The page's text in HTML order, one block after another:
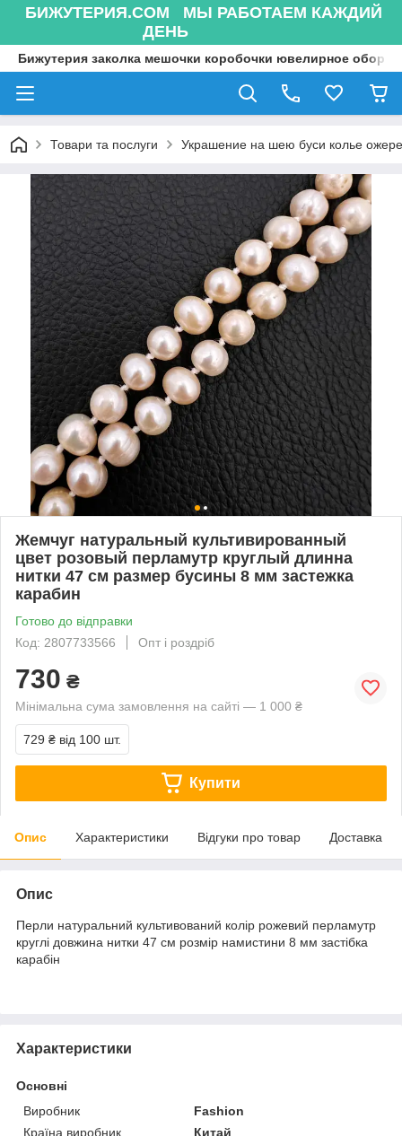
БИЖУТЕРИЯ.COM МЫ РАБОТАЕМ КАЖДИЙ
ДЕНЬ
Бижутерия заколка мешочки коробочки ювелирное
Товари та послуги Украшение на шею буси колье
Жемчуг натуральный культивированный
цвет розовый перламутр круглый длинна
нитки 47 см размер бусины 8 мм застежка
карабин
Готово до відправки
Код: 2807733566
Опт і роздріб
730 ₴
Мінімальна сума замовлення на сайті — 1 000 ₴
729 ₴ від 100 шт.
Купити
Опис Характеристики Відгуки про товар Доставка
Опис
Перли натуральний культивований колір рожевий перламутр
круглі довжина нитки 47 см розмір намистини 8 мм застібка
карабін
Характеристики
Основні
Виробник
Fashion
Країна виробник
Китай